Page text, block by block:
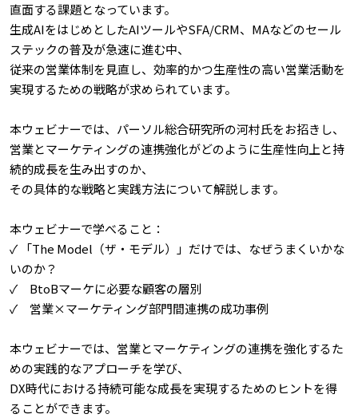
直面する課題となっています。
生成AIをはじめとしたAIツールやSFA/CRM、MAなどのセール
ステックの普及が急速に進む中、
従来の営業体制を見直し、効率的かつ生産性の高い営業活動を
実現するための戦略が求められています。
本ウェビナーでは、パーソル総合研究所の河村氏をお招きし、
営業とマーケティングの連携強化がどのように生産性向上と持
続的成長を生み出すのか、
その具体的な戦略と実践方法について解説します。
本ウェビナーで学べること：
✓ 「The Model（ザ・モデル）」だけでは、なぜうまくいかな
いのか？
✓ BtoBマーケに必要な顧客の層別
✓ 営業×マーケティング部門間連携の成功事例
本ウェビナーでは、営業とマーケティングの連携を強化するた
めの実践的なアプローチを学び、
DX時代における持続可能な成長を実現するためのヒントを得
ることができます。